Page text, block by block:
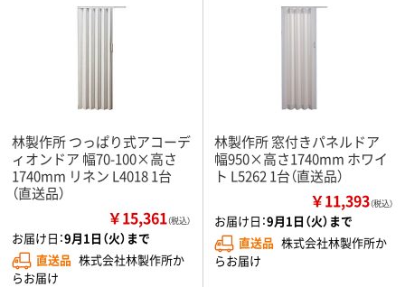
林製作所 つっぱり式アコーデ
ィオンドア 幅70-100×高さ
1740mm リネン L4018 1台
（直送品）
￥15,361（税込）
お届け日：9月1日（火）まで
直送品 株式会社林製作所か
らお届け
林製作所 窓付きパネルドア
幅950×高さ1740mm ホワイ
ト L5262 1台（直送品）
￥11,393（税込）
お届け日：9月1日（火）まで
直送品 株式会社林製作所か
らお届け